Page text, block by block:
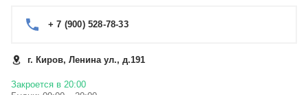
+ 7 (900) 528-78-33
г. Киров, Ленина ул., д.191
Закроется в 20:00